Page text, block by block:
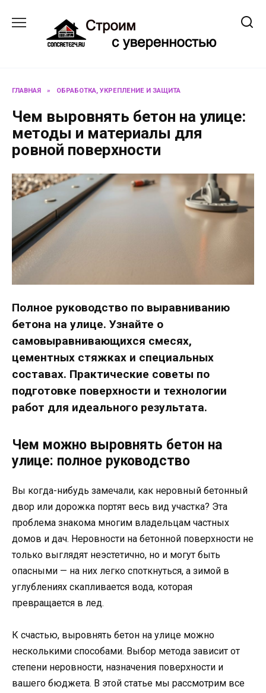
содержанию
ГЛАВНАЯ » ОБРАБОТКА, УКРЕПЛЕНИЕ И ЗАЩИТА
Чем выровнять бетон на улице:
методы и материалы для
ровной поверхности
Полное руководство по выравниванию
бетона на улице. Узнайте о
самовыравнивающихся смесях,
цементных стяжках и специальных
составах. Практические советы по
подготовке поверхности и технологии
работ для идеального результата.
Чем можно выровнять бетон на
улице: полное руководство
Вы когда-нибудь замечали, как неровный бетонный
двор или дорожка портят весь вид участка? Эта
проблема знакома многим владельцам частных
домов и дач. Неровности на бетонной поверхности не
только выглядят неэстетично, но и могут быть
опасными — на них легко споткнуться, а зимой в
углублениях скапливается вода, которая
превращается в лед.
К счастью, выровнять бетон на улице можно
несколькими способами. Выбор метода зависит от
степени неровности, назначения поверхности и
вашего бюджета. В этой статье мы рассмотрим все